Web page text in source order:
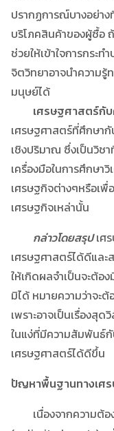
ปรากฏการณ์บางอย่าง
บริโภคสินค้าของผู้ซื้อ
ช่วยให้เข้าใจการกระ
จิตวิทยาอาจนำความ
มนุษย์ได้
เศรษฐศาสตร์กั
เศรษฐศาสตร์ที่ศึกษา
เชิงปริมาณ ซึ่งเป็นวิช
เครื่องมือในการศึกษา
เศรษฐกิจต่างๆหรือเ
เศรษฐกิจเหล่านั้น
กล่าวโดยสรุปเศ
เศรษฐศาสตร์ได้ดีและ
ให้เกิดผลจำเป็นจะต้อ
มิได้ หมายความว่าจะ
เพราะอาจเป็นเรื่องสุ
ในแง่ที่มีความสัมพันธ์กั
เศรษฐศาสตร์ได้ดีขึ้น
ปัญหาพื้นฐานทางเศ
เนื่องจากความต้อ